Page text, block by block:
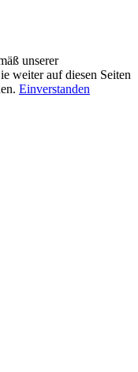
unserer
weiter auf diesen Seiten
Einverstanden